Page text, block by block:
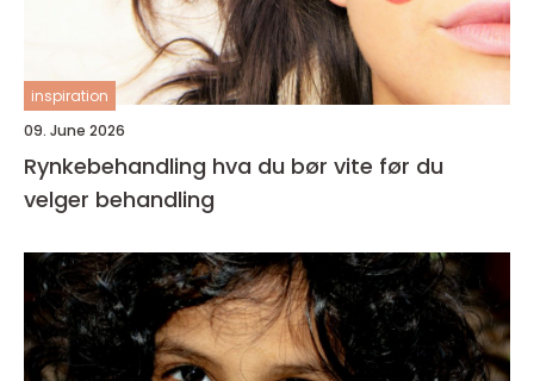
inspiration
09. June 2026
Rynkebehandling hva du bør vite før du
velger behandling